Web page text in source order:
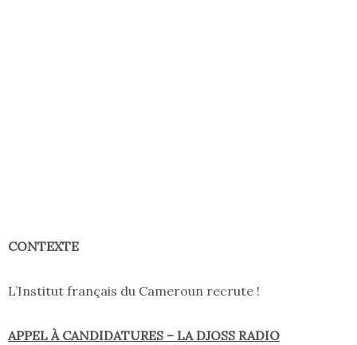
CONTEXTE
L’Institut français du Cameroun recrute !
APPEL À CANDIDATURES – LA DJOSS RADIO